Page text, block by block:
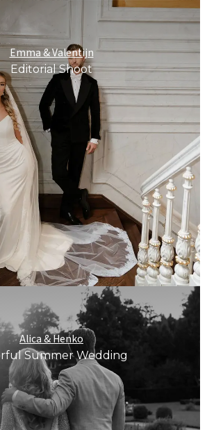
Emma & Valentijn
Editorial Shoot
Alica & Henko
Summer Wedding